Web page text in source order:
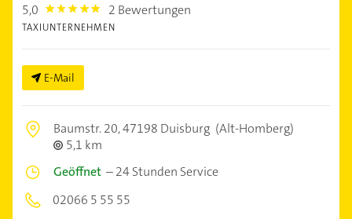
5,0 5.0 2 Bewertungen
TAXIUNTERNEHMEN
E-Mail
Baumstr. 20,47198 Duisburg (Alt-Homberg)
5,1 km
Geöffnet –24 Stunden Service
02066 5 55 55